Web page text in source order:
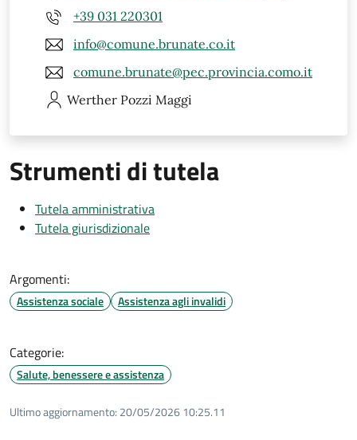
+39 031 220301
info@comune.brunate.co.it
comune.brunate@pec.provincia.como.it
Werther Pozzi Maggi
Strumenti di tutela
Tutela amministrativa
Tutela giurisdizionale
Argomenti:
Assistenza sociale Assistenza agli invalidi
Categorie:
Salute, benessere e assistenza
Ultimo aggiornamento: 20/05/2026 10:25.11